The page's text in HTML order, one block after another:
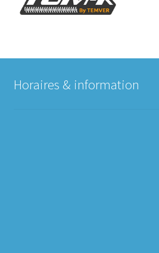
Horaires & information